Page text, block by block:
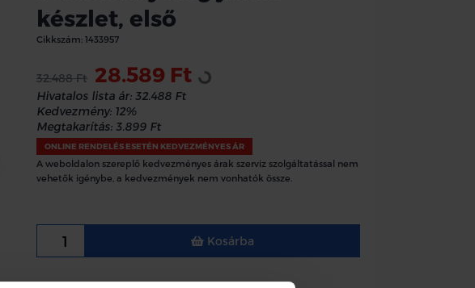
készlet, első
Cikkszám: 1433957
32.488 Ft 28.589 Ft Loading...
Hivatalos lista ár: 32.488 Ft
Kedvezmény: 12%
Megtakarítás: 3.899 Ft
ONLINE RENDELÉS ESETÉN KEDVEZMÉNYES ÁR
A weboldalon szereplő kedvezményes árak szerviz szolgáltatással nem
vehetők igénybe, a kedvezmények nem vonhatók össze.
Kosárba